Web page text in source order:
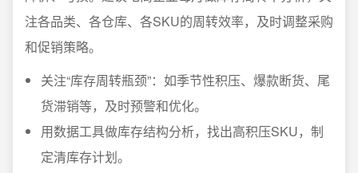
注各品类、各仓库、各SKU的周转效率，及时调整采购
和促销策略。
关注“库存周转瓶颈”：如季节性积压、爆款断货、尾
货滞销等，及时预警和优化。
用数据工具做库存结构分析，找出高积压SKU，制
定清库存计划。